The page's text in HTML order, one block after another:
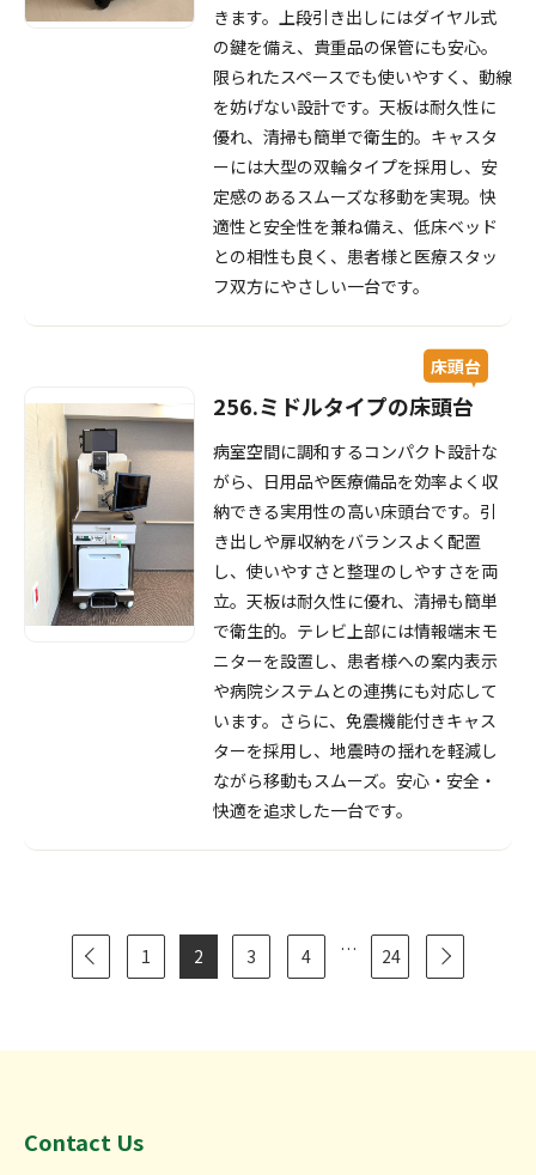
きます。上段引き出しにはダイヤル式
の鍵を備え、貴重品の保管にも安心。
限られたスペースでも使いやすく、動線
を妨げない設計です。天板は耐久性に
優れ、清掃も簡単で衛生的。キャスタ
ーには大型の双輪タイプを採用し、安
定感のあるスムーズな移動を実現。快
適性と安全性を兼ね備え、低床ベッド
との相性も良く、患者様と医療スタッ
フ双方にやさしい一台です。
床頭台
256.ミドルタイプの床頭台
病室空間に調和するコンパクト設計な
がら、日用品や医療備品を効率よく収
納できる実用性の高い床頭台です。引
き出しや扉収納をバランスよく配置
し、使いやすさと整理のしやすさを両
立。天板は耐久性に優れ、清掃も簡単
で衛生的。テレビ上部には情報端末モ
ニターを設置し、患者様への案内表示
や病院システムとの連携にも対応して
います。さらに、免震機能付きキャス
ターを採用し、地震時の揺れを軽減し
ながら移動もスムーズ。安心・安全・
快適を追求した一台です。
1 2 3 4 … 24
Contact Us